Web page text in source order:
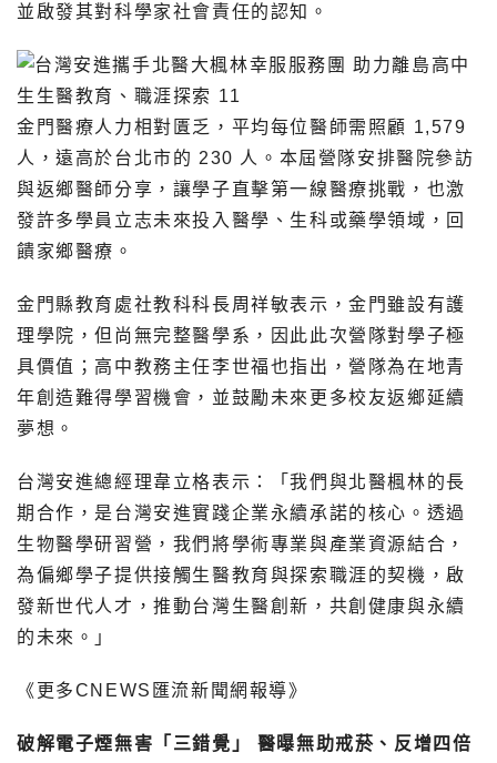
並啟發其對科學家社會責任的認知。
金門醫療人力相對匱乏，平均每位醫師需照顧 1,579
人，遠高於台北市的 230 人。本屆營隊安排醫院參訪
與返鄉醫師分享，讓學子直擊第一線醫療挑戰，也激
發許多學員立志未來投入醫學、生科或藥學領域，回
饋家鄉醫療。
金門縣教育處社教科科長周祥敏表示，金門雖設有護
理學院，但尚無完整醫學系，因此此次營隊對學子極
具價值；高中教務主任李世福也指出，營隊為在地青
年創造難得學習機會，並鼓勵未來更多校友返鄉延續
夢想。
台灣安進總經理韋立格表示：「我們與北醫楓林的長
期合作，是台灣安進實踐企業永續承諾的核心。透過
生物醫學研習營，我們將學術專業與產業資源結合，
為偏鄉學子提供接觸生醫教育與探索職涯的契機，啟
發新世代人才，推動台灣生醫創新，共創健康與永續
的未來。」
《更多CNEWS匯流新聞網報導》
破解電子煙無害「三錯覺」 醫曝無助戒菸、反增四倍